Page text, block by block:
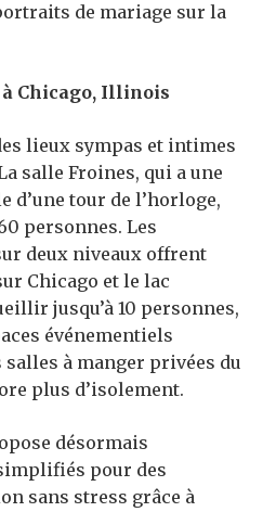
de mariage sur la
Chicago, Illinois
lieux sympas et intimes
salle Froines, qui a une
d’une tour de l’horloge,
personnes. Les
deux niveaux offrent
Chicago et le lac
jusqu’à 10 personnes,
événementiels
à manger privées du
plus d’isolement.
désormais
pour des
sans stress grâce à